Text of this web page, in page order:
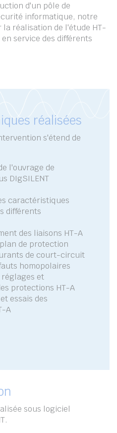
d'un pôle de
informatique, notre
réalisation de l'étude HT-
service des différents
réalisées
s'étend de
l'ouvrage de
DIgSILENT
caractéristiques
différents
des liaisons HT-A
de protection
de court-circuit
homopolaires
réglages et
protections HT-A
essais des
A
sous logiciel